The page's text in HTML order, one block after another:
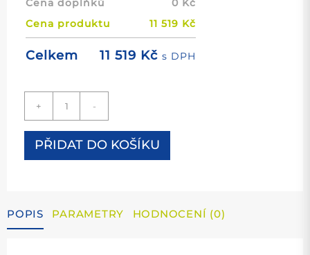
Cena doplňků 0 Kč
Cena produktu
11 519 Kč
Celkem 11 519 Kč s DPH
+
Lenovo
X13
množství
-
PŘIDAT DO KOŠÍKU
POPIS PARAMETRY HODNOCENÍ (0)